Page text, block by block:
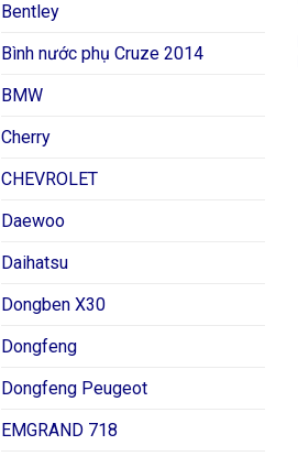
Bentley
Bình nước phụ Cruze 2014
BMW
Cherry
CHEVROLET
Daewoo
Daihatsu
Dongben X30
Dongfeng
Dongfeng Peugeot
EMGRAND 718